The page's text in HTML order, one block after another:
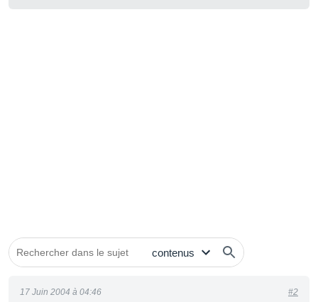
17 Juin 2004 à 04:46 #2